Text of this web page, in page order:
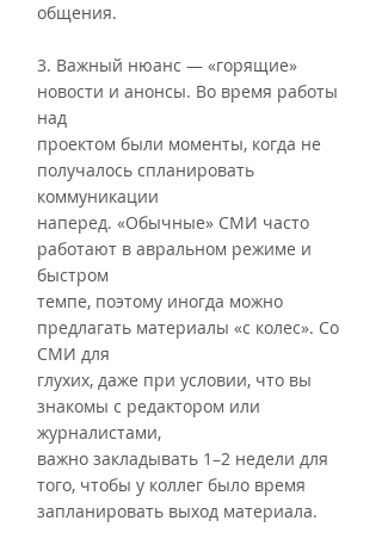
общения.
3. Важный нюанс — «горящие»
новости и анонсы. Во время работы
над
проектом были моменты, когда не
получалось спланировать
коммуникации
наперед. «Обычные» СМИ часто
работают в авральном режиме и
быстром
темпе, поэтому иногда можно
предлагать материалы «с колес». Со
СМИ для
глухих, даже при условии, что вы
знакомы с редактором или
журналистами,
важно закладывать 1–2 недели для
того, чтобы у коллег было время
запланировать выход материала.